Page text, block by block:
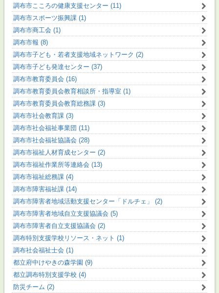
調布市こころの健康支援センター (11)
調布市スポーツ振興課 (1)
調布市商工会 (1)
調布市報 (8)
調布市子ども・若者支援地域ネットワーク (2)
調布市子ども発達センター (37)
調布市教育委員会 (16)
調布市教育委員会教育相談所・指導室 (1)
調布市教育委員会教育総務課 (3)
調布市社会教育課 (3)
調布市社会福祉事業団 (11)
調布市社会福祉協議会 (28)
調布市福祉人材育成センター (2)
調布市福祉作業所等連絡会 (13)
調布市福祉総務課 (4)
調布市障害福祉課 (14)
調布市障害者地域活動支援センター「ドルチェ」 (2)
調布市障害者地域自立支援協議会 (5)
調布市障害者自立支援協議会 (2)
調布特別支援学校リソース・ネット (1)
調布社会福祉士会 (1)
都立府中けやきの森学園 (9)
都立調布特別支援学校 (4)
防災チーム (2)